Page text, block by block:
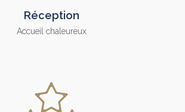
Réception
Accueil chaleureux